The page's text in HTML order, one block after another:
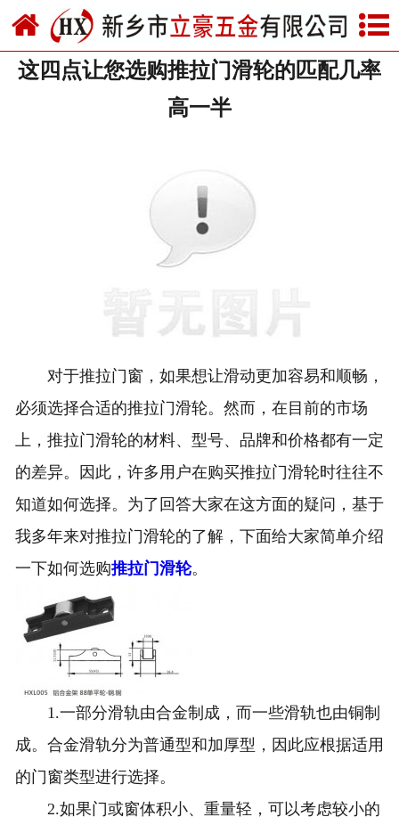
网站首页
关于我们
这四点让您选购推拉门滑轮的匹配几率
高一半
对于推拉门窗，如果想让滑动更加容易和顺畅，
必须选择合适的推拉门滑轮。然而，在目前的市场
上，推拉门滑轮的材料、型号、品牌和价格都有一定
的差异。因此，许多用户在购买推拉门滑轮时往往不
知道如何选择。为了回答大家在这方面的疑问，基于
我多年来对推拉门滑轮的了解，下面给大家简单介绍
一下如何选购推拉门滑轮。
1.一部分滑轨由合金制成，而一些滑轨也由铜制
成。合金滑轨分为普通型和加厚型，因此应根据适用
的门窗类型进行选择。
2.如果门或窗体积小、重量轻，可以考虑较小的